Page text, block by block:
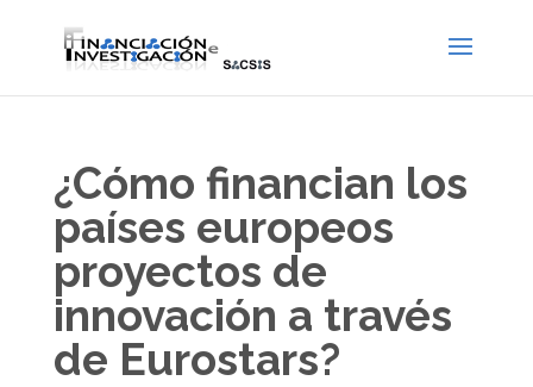
¿Cómo financian los
países europeos
proyectos de
innovación a través
de Eurostars?